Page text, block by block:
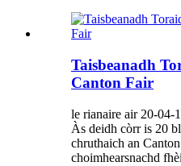
Taisbeanadh
Canton Fair
le rianaire air 20-04-
Às deidh còrr is 20
chruthaich an
choimhearsnachd